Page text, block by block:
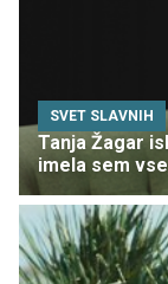
SVET SLAVNIH
Tanja Žagar
imela sem